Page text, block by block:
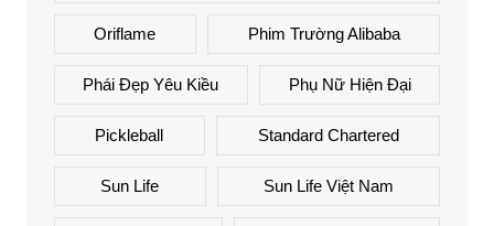
Oriflame Phim Trường Alibaba
Phái Đẹp Yêu Kiều Phụ Nữ Hiện Đại
Pickleball Standard Chartered
Sun Life Sun Life Việt Nam